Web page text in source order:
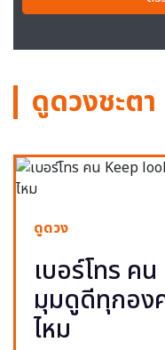
ดูดวงชะตา
ดูดวง
เบอร์โทร ค
มุมดูดีทุกอง
ไหม